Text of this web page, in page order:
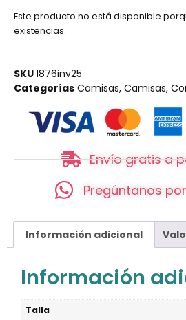
Este producto no está disponible
existencias.
SKU1876inv25
Categorías Camisas, Camisas,
Envío gratis a
Pregúntanos
Información adicional
Información
Talla